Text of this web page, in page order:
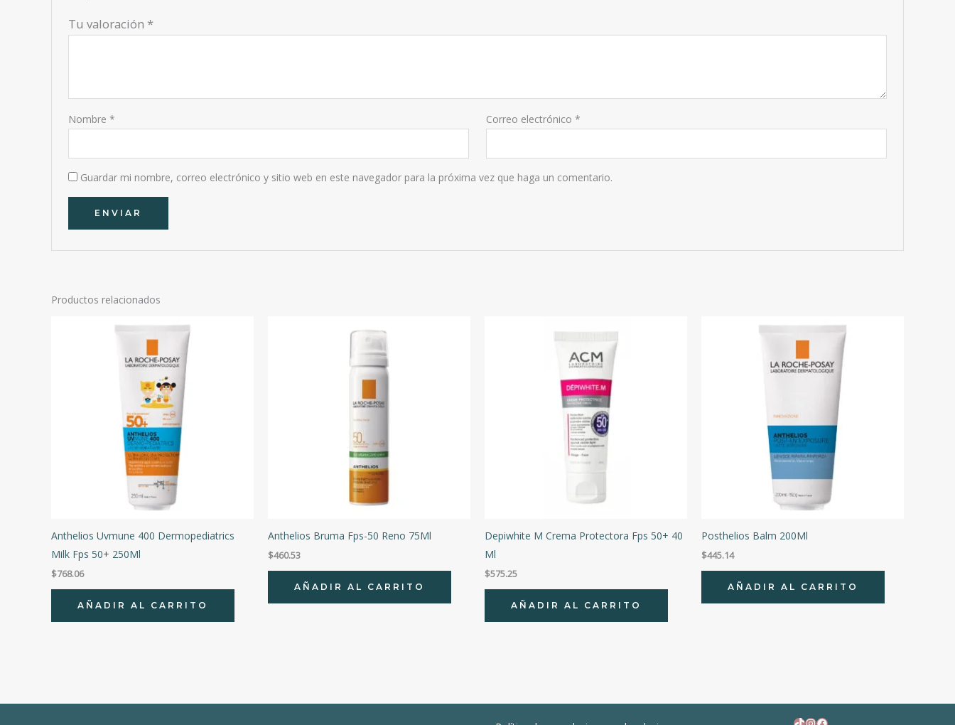
Tu valoración *
Nombre* Correo electrónico *
Guardar mi nombre, correo electrónico y sitio web en este navegador para la próxima vez que haga un comentario.
Productos relacionados
Anthelios Uvmune 400 Dermopediatrics
Milk Fps 50+ 250Ml
$768.06
AÑADIR AL CARRITO
Anthelios Bruma Fps-50 Reno 75Ml
$460.53
AÑADIR AL CARRITO
Depiwhite M Crema Protectora Fps 50+ 40
Ml
$575.25
AÑADIR AL CARRITO
Posthelios Balm 200Ml
$445.14
AÑADIR AL CARRITO